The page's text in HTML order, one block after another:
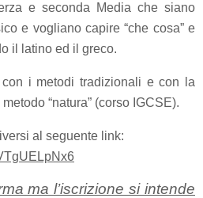
e seconda Media che siano
e vogliano capire “che cosa” e
il latino ed il greco.
i metodi tradizionali e con la
“natura” (corso IGCSE).
al seguente link:
ma l’iscrizione si intende